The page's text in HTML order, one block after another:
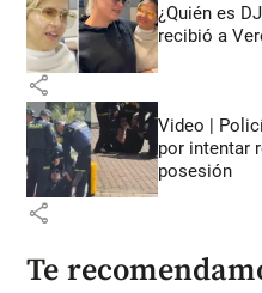
¿Quién es
recibió a
share
Video |
por intentar
posesión
share
Te